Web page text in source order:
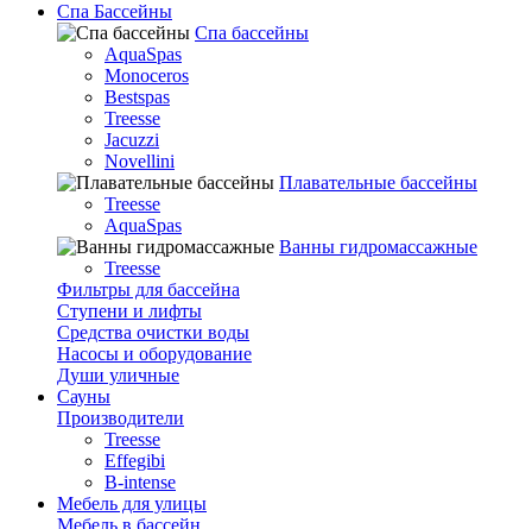
Спа Бассейны
Спа бассейны
AquaSpas
Monoceros
Bestspas
Treesse
Jacuzzi
Novellini
Плавательные бассейны
Treesse
AquaSpas
Ванны гидромассажные
Treesse
Фильтры для бассейна
Ступени и лифты
Средства очистки воды
Насосы и оборудование
Души уличные
Сауны
Производители
Treesse
Effegibi
B-intense
Мебель для улицы
Мебель в бассейн